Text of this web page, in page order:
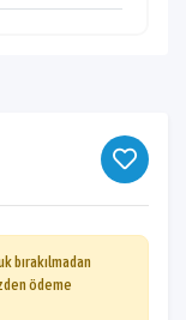
bırakılmadan
ödeme